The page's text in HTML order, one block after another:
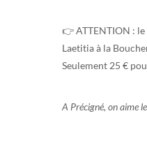
👉ATTENTION :
Laetitia à la
Seulement 25 €
A Précigné, on aime